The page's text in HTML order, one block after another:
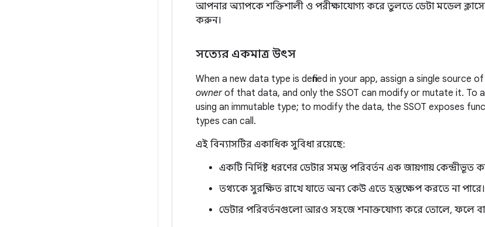
আপনার অ্যাপকে শক্তিশালী ও পরীক্ষাযোগ্য করে তুলতে ডেটা মডেল
করুন।
সত্যের একমাত্র উৎস
When a new data type is defined in your app, assign a single source
ownerof that data, and only the SSOT can modify or mutate it. To
using an immutable type; to modify the data, the SSOT exposes
types can call.
এই বিন্যাসটির একাধিক সুবিধা রয়েছে:
একটি নির্দিষ্ট ধরণের ডেটার সমস্ত পরিবর্তন এক জায়গায় কেন্দ্রীভূত
তথ্যকে সুরক্ষিত রাখে যাতে অন্য কেউ এতে হস্তক্ষেপ করতে না পারে।
ডেটার পরিবর্তনগুলো আরও সহজে শনাক্তযোগ্য করে তোলে, ফলে